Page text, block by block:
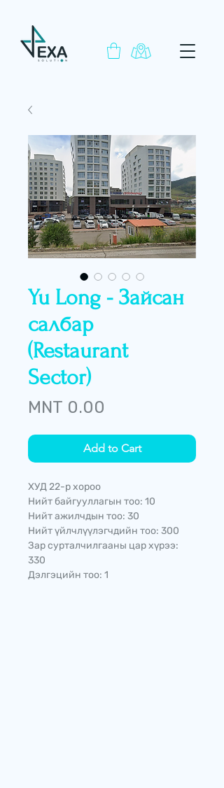
Yu Long - Зайсан
салбар
(Restaurant
Sector)
MNT 0.00
Add to Cart
ХУД 22-р хороо
Нийт байгууллагын тоо: 10
Нийт ажилчдын тоо: 30
Нийт үйлчлүүлэгчдийн тоо: 300
Зар сурталчилгааны цар хүрээ:
330
Дэлгэцийн тоо: 1